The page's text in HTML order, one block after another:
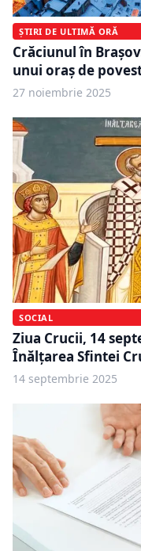
ȘTIRI DE ULTIMĂ ORĂ
Crăciunul în
unui oraș de
27 noiembrie 2025
SOCIAL
Ziua Crucii, 14
Înălțarea Sfintei
14 septembrie 2025